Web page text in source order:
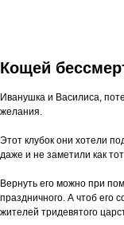
Кощей
Иванушка и Василиса,
желания.
Этот клубок они хотели
даже и не заметили как
Вернуть его можно при
праздничного. А чтоб его
жителей тридевятого